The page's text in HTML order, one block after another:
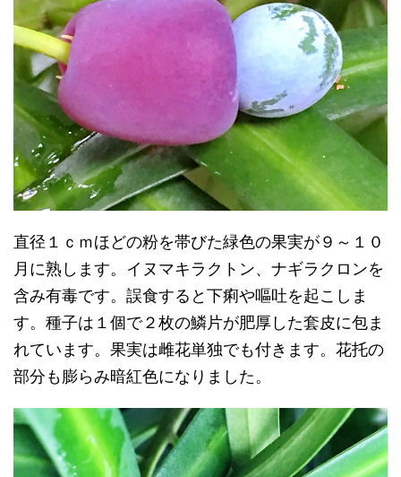
直径１ｃｍほどの粉を帯びた緑色の果実が９～１０
月に熟します。イヌマキラクトン、ナギラクロンを
含み有毒です。誤食すると下痢や嘔吐を起こしま
す。種子は１個で２枚の鱗片が肥厚した套皮に包ま
れています。果実は雌花単独でも付きます。花托の
部分も膨らみ暗紅色になりました。